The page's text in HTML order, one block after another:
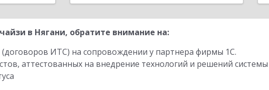
в Нягани, обратите внимание на:
(договоров ИТС) на сопровождении у партнера фирмы 1С.
аттестованных на внедрение технологий и решений